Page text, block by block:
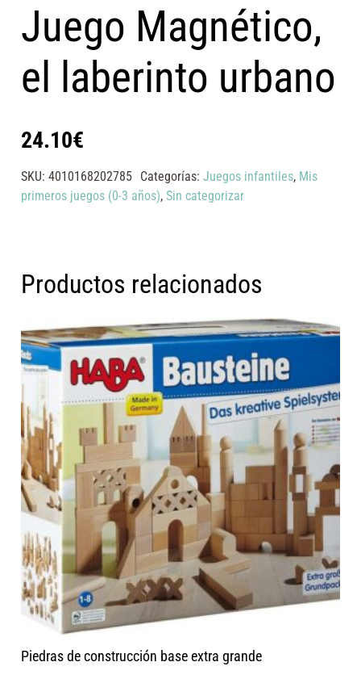
Juego Magnético,
el laberinto urbano
24.10€
SKU:4010168202785 Categorías: Juegos infantiles, Mis
primeros juegos (0-3 años),Sin categorizar
Productos relacionados
Piedras de construcción base extra grande